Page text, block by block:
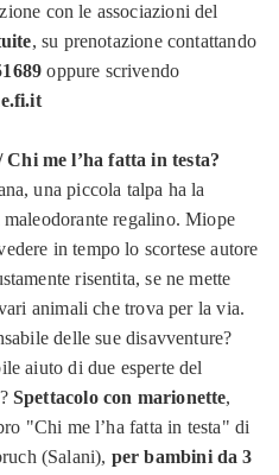
con le associazioni del
, su prenotazione contattando
oppure scrivendo
me l’ha fatta in testa?
una piccola talpa ha la
regalino. Miope
in tempo lo scortese autore
risentita, se ne mette
animali che trova per la via.
delle sue disavventure?
aiuto di due esperte del
Spettacolo con marionette,
"Chi me l’ha fatta in testa" di
(Salani), per bambini da 3